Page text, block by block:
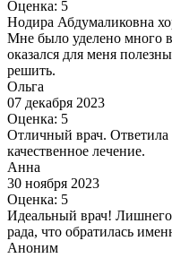
Оценка: 5
Нодира Абдумаликовна
Мне было уделено много
оказался для меня
решить.
Ольга
07 декабря 2023
Оценка: 5
Отличный врач. Ответила
качественное лечение.
Анна
30 ноября 2023
Оценка: 5
Идеальный врач! Лишнего
рада, что обратилась
Аноним